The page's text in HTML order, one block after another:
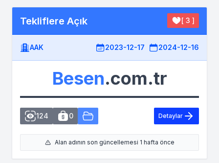
Tekliflere Açık [ 3 ]
AAK 2023-12-17 2024-12-16
Besen.com.tr
124 0 Detaylar
Alan adının son güncellemesi 1 hafta önce